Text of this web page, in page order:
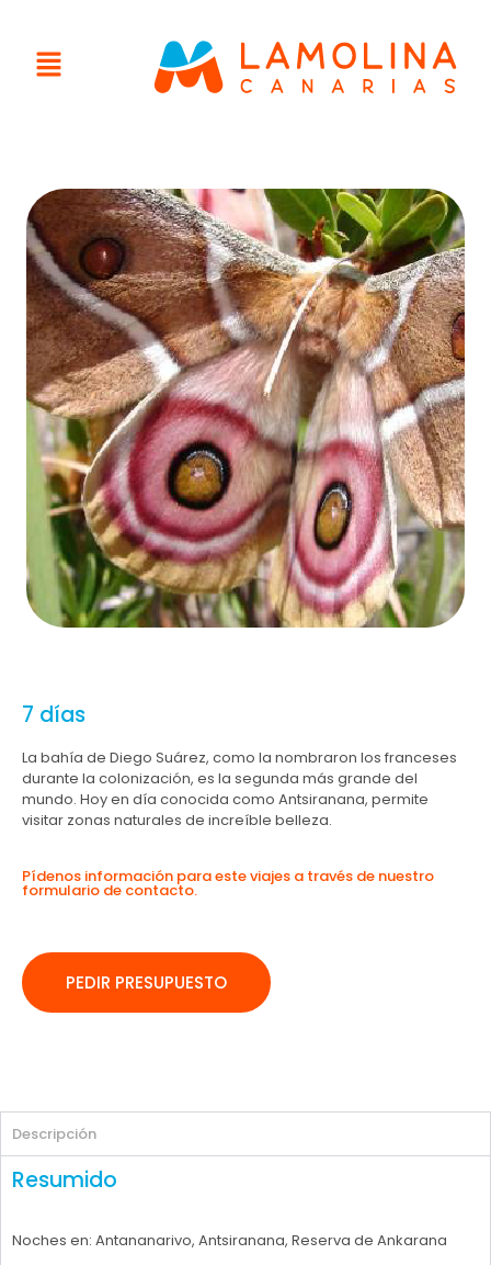
7 días
La bahía de Diego Suárez, como la nombraron los franceses
durante la colonización, es la segunda más grande del
mundo. Hoy en día conocida como Antsiranana, permite
visitar zonas naturales de increíble belleza.
Pídenos información para este viajes a través de nuestro
formulario de contacto.
PEDIR PRESUPUESTO
Descripción
Resumido
Noches en: Antananarivo, Antsiranana, Reserva de Ankarana